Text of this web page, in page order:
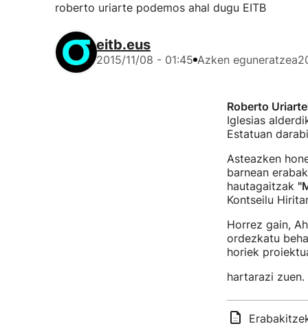
roberto uriarte podemos ahal dugu EITB
eitb.eus
2015/11/08 - 01:45 Azken eguneratzea
Roberto Uriarte
Iglesias
Estatuan
Asteazken
barnean
hautagaitzak
Kontseilu
Horrez gain,
ordezkatu
horiek
hartarazi zuen.